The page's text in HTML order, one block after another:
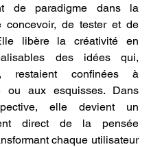
de paradigme dans la
concevoir, de tester et de
libère la créativité en
des idées qui,
restaient confinées à
ou aux esquisses. Dans
elle devient un
direct de la pensée
chaque utilisateur